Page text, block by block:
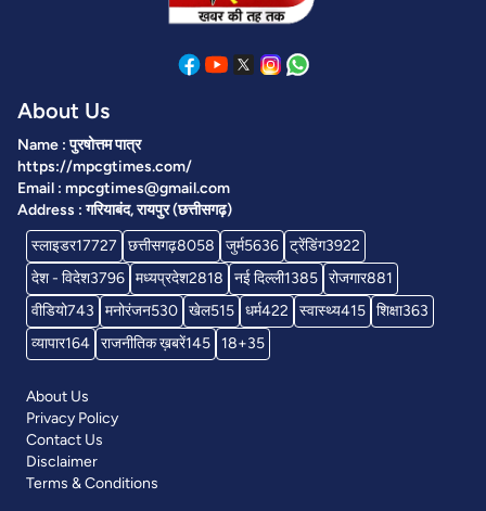
About Us
Name : पुरषोत्तम पात्र
https://mpcgtimes.com/
Email : mpcgtimes@gmail.com
Address : गरियाबंद, रायपुर (छत्तीसगढ़)
स्लाइडर17727 छत्तीसगढ़8058 जुर्म5636 ट्रेंडिंग3922
देश - विदेश3796 मध्यप्रदेश2818 नई दिल्ली1385 रोजगार881
वीडियो743 मनोरंजन530 खेल515 धर्म422 स्वास्थ्य415 शिक्षा363
व्यापार164 राजनीतिक ख़बरें145 18+35
About Us
Privacy Policy
Contact Us
Disclaimer
Terms & Conditions